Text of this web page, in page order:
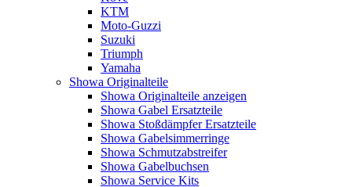
KTM
Moto-Guzzi
Suzuki
Triumph
Yamaha
Showa Originalteile
Showa Originalteile anzeigen
Showa Gabel Ersatzteile
Showa Stoßdämpfer Ersatzteile
Showa Gabelsimmerringe
Showa Schmutzabstreifer
Showa Gabelbuchsen
Showa Service Kits